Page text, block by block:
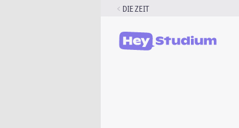
DIE ZEIT